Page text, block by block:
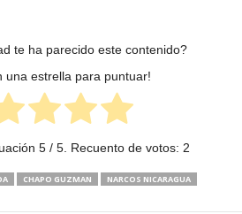
te ha parecido este contenido?
una estrella para puntuar!
5 / 5. Recuento de votos: 2
CHAPO GUZMAN
NARCOS NICARAGUA